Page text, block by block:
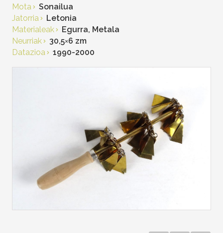
Mota
Sonailua
Jatorria
Letonia
Materialeak
Egurra, Metala
Neurriak
30,5×6 zm
Datazioa
1990-2000